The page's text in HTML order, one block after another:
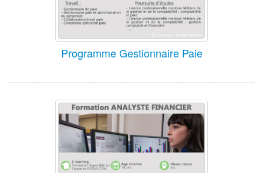
Programme Gestionnaire Paie